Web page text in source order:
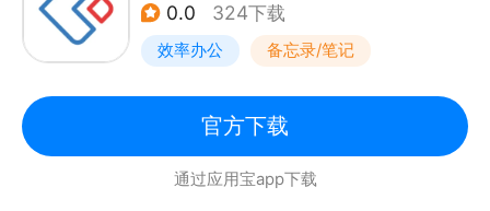
0.0 324下载
效率办公 备忘录/笔记
官方下载
通过应用宝app下载